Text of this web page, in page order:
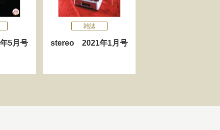
5月号
雑誌
stereo 2021年1月号